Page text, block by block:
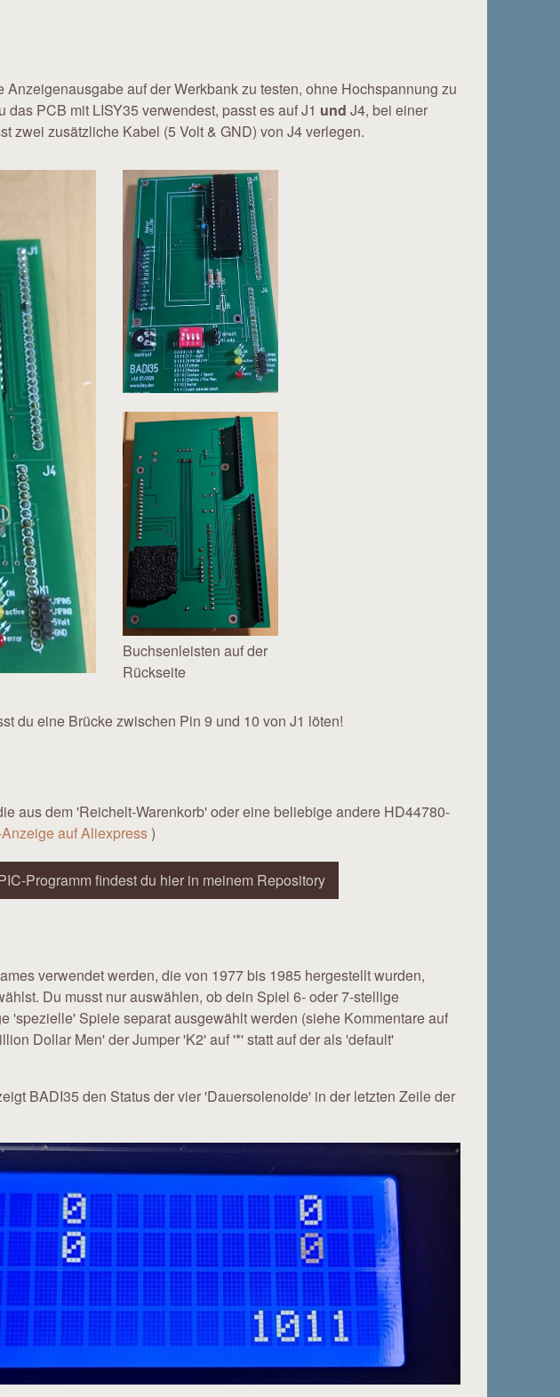
auf der Werkbank zu testen, ohne Hochspannung zu
PCB mit LISY35 verwendest, passt es auf J1 und J4, bei einer
zwei zusätzliche Kabel (5 Volt & GND) von J4 verlegen.
Buchsenleisten auf der
Rückseite
du eine Brücke zwischen Pin 9 und 10 von J1 löten!
aus dem 'Reichelt-Warenkorb' oder eine beliebige andere HD44780-
auf Aliexpress)
Programm findest du hier in meinem Repository
verwendet werden, die von 1977 bis 1985 hergestellt wurden,
Du musst nur auswählen, ob dein Spiel 6- oder 7-stellige
'spezielle' Spiele separat ausgewählt werden (siehe Kommentare auf
Dollar Men' der Jumper 'K2' auf '*' statt auf der als 'default'
BADI35 den Status der vier 'Dauersolenoide' in der letzten Zeile der